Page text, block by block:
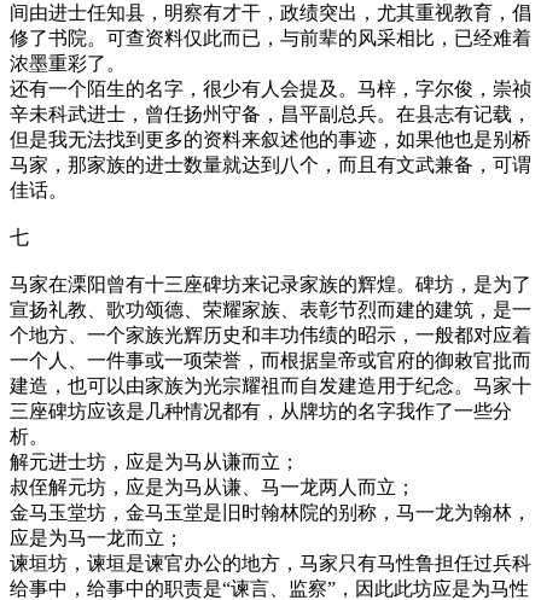
间由进士任知县，明察有才干，政绩突出，尤其重视教育，倡
修了书院。可查资料仅此而已，与前辈的风采相比，已经难着
浓墨重彩了。
还有一个陌生的名字，很少有人会提及。马梓，字尔俊，崇祯
辛未科武进士，曾任扬州守备，昌平副总兵。在县志有记载，
但是我无法找到更多的资料来叙述他的事迹，如果他也是别桥
马家，那家族的进士数量就达到八个，而且有文武兼备，可谓
佳话。
七
马家在溧阳曾有十三座碑坊来记录家族的辉煌。碑坊，是为了
宣扬礼教、歌功颂德、荣耀家族、表彰节烈而建的建筑，是一
个地方、一个家族光辉历史和丰功伟绩的昭示，一般都对应着
一个人、一件事或一项荣誉，而根据皇帝或官府的御敕官批而
建造，也可以由家族为光宗耀祖而自发建造用于纪念。马家十
三座碑坊应该是几种情况都有，从牌坊的名字我作了一些分
析。
解元进士坊，应是为马从谦而立；
叔侄解元坊，应是为马从谦、马一龙两人而立；
金马玉堂坊，金马玉堂是旧时翰林院的别称，马一龙为翰林，
应是为马一龙而立；
谏垣坊，谏垣是谏官办公的地方，马家只有马性鲁担任过兵科
给事中，给事中的职责是“谏言、监察”，因此此坊应是为马性